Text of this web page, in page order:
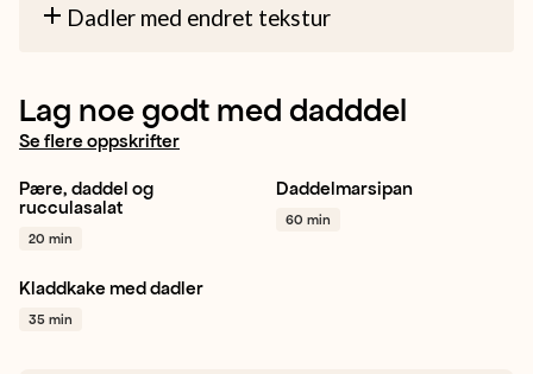
Dadler med endret tekstur
Lag noe godt med dadddel
Se flere oppskrifter
Pære Daddel
Pære, daddel og
rucculasalat
20 min
Mandler
Daddel
Dessert
Daddelmarsipan
60 min
Daddel
Dessert
Bakverk
Kladdkake med dadler
35 min